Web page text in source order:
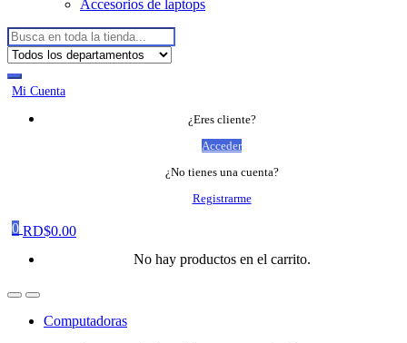
Accesorios de laptops
Buscar:
Mi Cuenta
¿Eres cliente?
Acceder
¿No tienes una cuenta?
Registrarme
0 RD$0.00
No hay productos en el carrito.
Computadoras